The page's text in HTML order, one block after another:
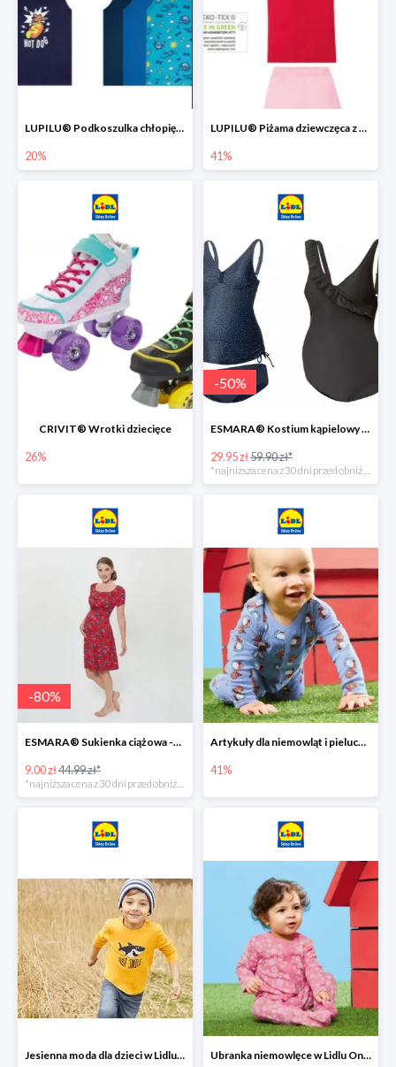
LUPILU® Podkoszulka chłopięca z bawełny -20%
20%
LUPILU® Piżama dziewczęca z bawełny -41%
41%
CRIVIT® Wrotki dziecięce
26%
-50%
ESMARA® Kostium kąpielowy ciążowy lub tankini ciążowe -50%
29.95 zł59.90 zł*
-80%
ESMARA® Sukienka ciążowa -79%
9.00 zł44.99 zł*
Artykuły dla niemowląt i pieluchy w Lidlu Online do -41%
41%
Jesienna moda dla dzieci w Lidlu Online do -30% Ubranka niemowlęce w Lidlu Online do -80%